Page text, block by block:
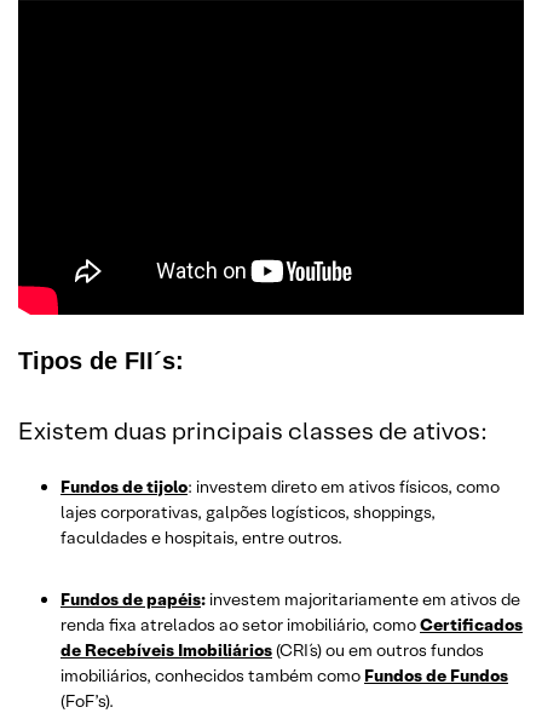
Tipos de FII´s:
Existem duas principais classes de ativos:
Fundos de tijolo: investem direto em ativos físicos, como
lajes corporativas, galpões logísticos, shoppings,
faculdades e hospitais, entre outros.
Fundos de papéis: investem majoritariamente em ativos de
renda fixa atrelados ao setor imobiliário, comoCertificados
de Recebíveis Imobiliários(CRI´s) ou em outros fundos
imobiliários, conhecidos também como Fundos de Fundos
(FoF’s).